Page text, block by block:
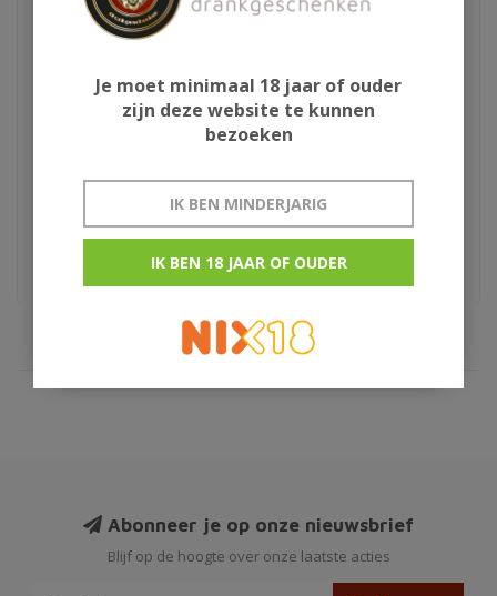
Aura Teranino
Schlaapmutske uit
Woensdrecht
€13,50
Abonneer je op onze nieuwsbrief
Blijf op de hoogte over onze laatste acties
Je moet minimaal 18 jaar of ouder
zijn deze website te kunnen
bezoeken
IK BEN MINDERJARIG
IK BEN 18 JAAR OF OUDER